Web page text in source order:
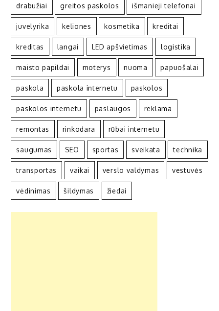
drabužiai greitos paskolos išmanieji telefonai
juvelyrika keliones kosmetika kreditai
kreditas langai LED apšvietimas logistika
maisto papildai moterys nuoma papuošalai
paskola paskola internetu paskolos
paskolos internetu paslaugos reklama
remontas rinkodara rūbai internetu
saugumas SEO sportas sveikata technika
transportas vaikai verslo valdymas vestuvės
vėdinimas šildymas žiedai